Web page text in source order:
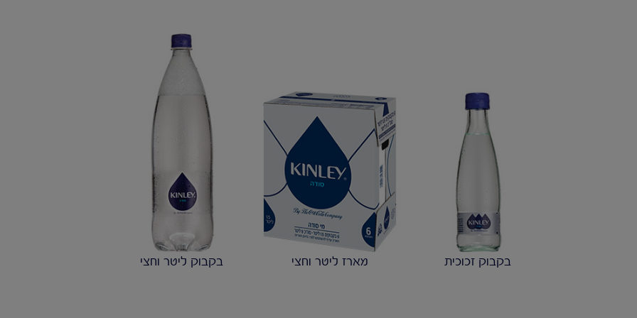
בקבוק ליטר וחצי מארז ליטר וחצי בקבוק זכוכית